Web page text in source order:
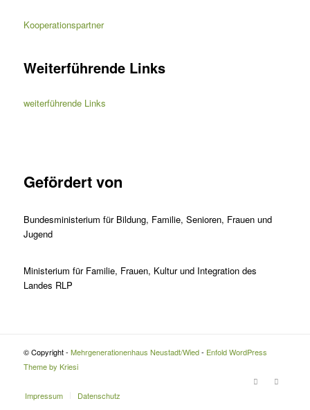
Kooperationspartner
Weiterführende Links
weiterführende Links
Gefördert von
Bundesministerium für Bildung, Familie, Senioren, Frauen und
Jugend
Ministerium für Familie, Frauen, Kultur und Integration des
Landes RLP
© Copyright - Mehrgenerationenhaus Neustadt/Wied- Enfold WordPress
Theme by Kriesi
Impressum Datenschutz